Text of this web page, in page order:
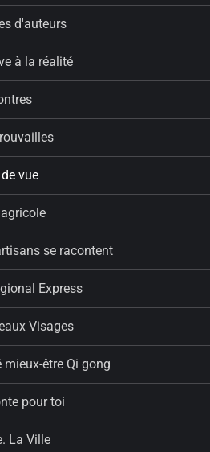
d'auteurs
à la réalité
vue
se racontent
Express
Visages
mieux-être Qi gong
pour toi
La Ville